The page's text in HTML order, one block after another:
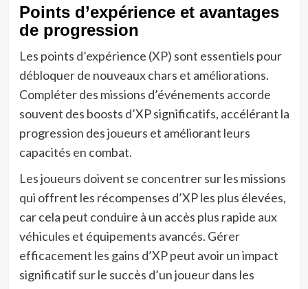
Points d’expérience et avantages
de progression
Les points d’expérience (XP) sont essentiels pour
débloquer de nouveaux chars et améliorations.
Compléter des missions d’événements accorde
souvent des boosts d’XP significatifs, accélérant la
progression des joueurs et améliorant leurs
capacités en combat.
Les joueurs doivent se concentrer sur les missions
qui offrent les récompenses d’XP les plus élevées,
car cela peut conduire à un accès plus rapide aux
véhicules et équipements avancés. Gérer
efficacement les gains d’XP peut avoir un impact
significatif sur le succès d’un joueur dans les